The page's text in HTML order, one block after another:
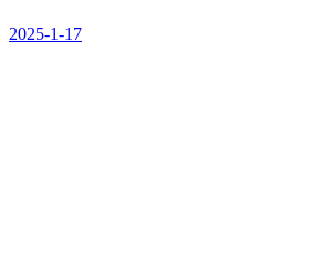
2025-1-17